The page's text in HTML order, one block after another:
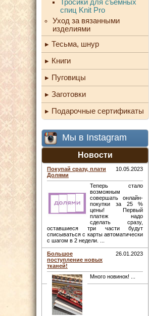
Тросики для съемных
спиц Knit Pro
Уход за вязанными
изделиями
Тесьма, шнур
Книги
Пуговицы
Заготовки
Подарочные сертификаты
Мы в Instagram
Новости
Покупай сразу, плати
Долями
10.05.2023
Теперь стало
возможным
совершать онлайн-
покупки за 25 %
цены! Первый
платеж надо
сделать сразу,
оставшиеся три части будут
списываться с карты автоматически
с шагом в 2 недели. ...
Большое
поступление новых
тканей!
26.01.2023
Много новинок! ...